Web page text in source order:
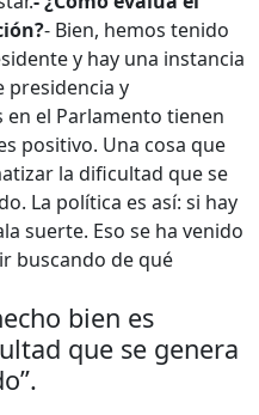
- Bien, hemos tenido
y hay una instancia
presidencia y
en el Parlamento tienen
positivo. Una cosa que
la dificultad que se
La política es así: si hay
suerte. Eso se ha venido
buscando de qué
bien es
que se genera